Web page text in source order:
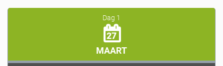
Dag 1
27
MAART